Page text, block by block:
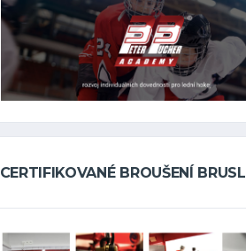
CERTIFIKOVANÉ BROUŠENÍ BRUSLÍ